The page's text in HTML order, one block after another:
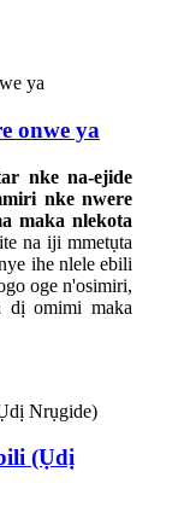
onwe ya
nke na-ejide
nke nwere
maka nlekota
na iji mmetụta
ihe nlele ebili
oge n'osimiri,
dị omimi maka
(Ụdị